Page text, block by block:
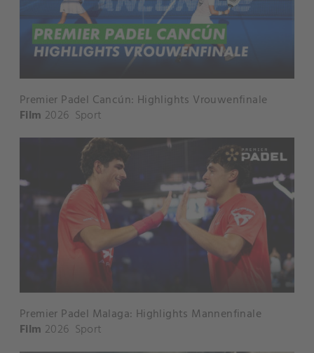
Premier Padel Cancún: Highlights Vrouwenfinale
Film 2026 Sport
Premier Padel Malaga: Highlights Mannenfinale
Film 2026 Sport